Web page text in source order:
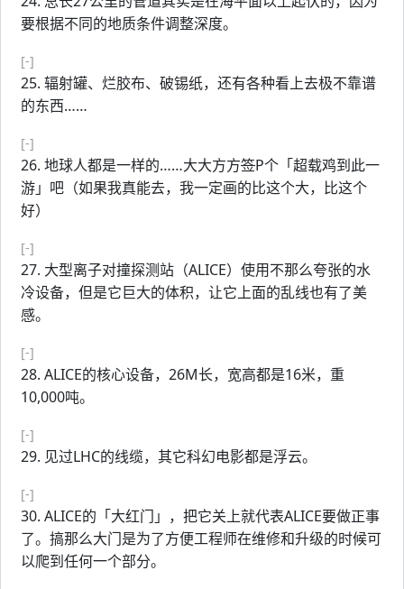
要根据不同的地质条件调整深度。
[-]
25. 辐射罐、烂胶布、破锡纸，还有各种看上去极不靠谱
的东西……
[-]
26. 地球人都是一样的……大大方方签P个「超载鸡到此一
游」吧（如果我真能去，我一定画的比这个大，比这个
好）
[-]
27. 大型离子对撞探测站（ALICE）使用不那么夸张的水
冷设备，但是它巨大的体积，让它上面的乱线也有了美
感。
[-]
28. ALICE的核心设备，26M长，宽高都是16米，重
10,000吨。
[-]
29. 见过LHC的线缆，其它科幻电影都是浮云。
[-]
30. ALICE的「大红门」，把它关上就代表ALICE要做正事
了。搞那么大门是为了方便工程师在维修和升级的时候可
以爬到任何一个部分。